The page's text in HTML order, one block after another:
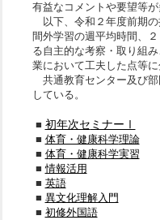
有益なコメントや要望等が
以下、令和２年度前期の
間外学習の週平均時間、
る自主的な考察・取り組
業において工夫した点等
共通教育センター及び部
している。
■ 初年次セ ミナーⅠ
■ 体育・健康科学理論
■ 体育・健康科学実習
■情報活用
■ 英語
■ 異文化理解入門
■ 初修外国語